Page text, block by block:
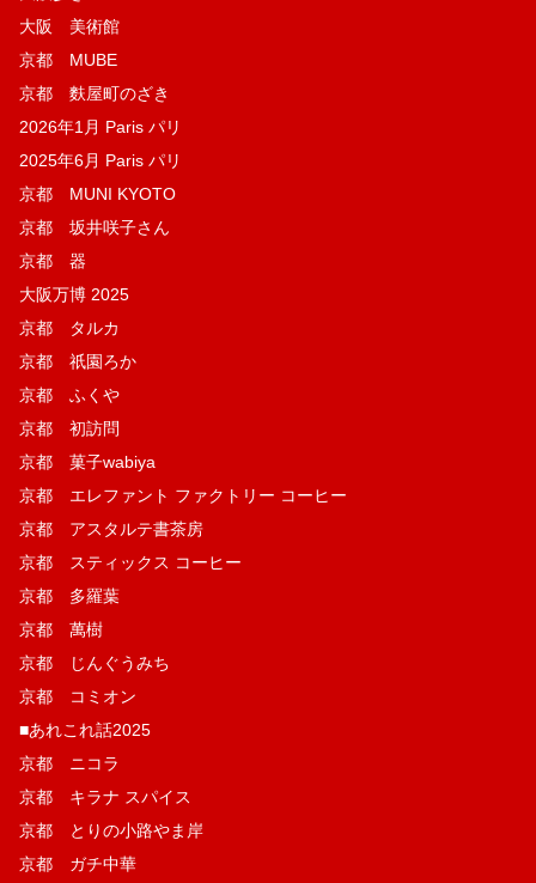
大阪 美術館
京都 MUBE
京都 麩屋町のざき
2026年1月 Paris パリ
2025年6月 Paris パリ
京都 MUNI KYOTO
京都 坂井咲子さん
京都 器
大阪万博 2025
京都 タルカ
京都 祇園ろか
京都 ふくや
京都 初訪問
京都 菓子wabiya
京都 エレファント ファクトリー コーヒー
京都 アスタルテ書茶房
京都 スティックス コーヒー
京都 多羅葉
京都 萬樹
京都 じんぐうみち
京都 コミオン
■あれこれ話2025
京都 ニコラ
京都 キラナ スパイス
京都 とりの小路やま岸
京都 ガチ中華